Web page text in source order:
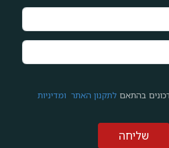
בהתאם לתקנון האתר ומדיניות
שליחה